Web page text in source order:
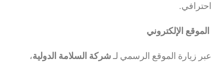
احترافي.
الموقع الإلكتروني
عبر زيارة الموقع الرسمي لـشركة السلامة الدولية،